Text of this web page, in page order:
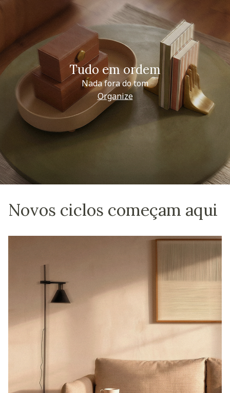
Tudo em ordem
Nada fora do tom
Organize
Novos ciclos começam aqui